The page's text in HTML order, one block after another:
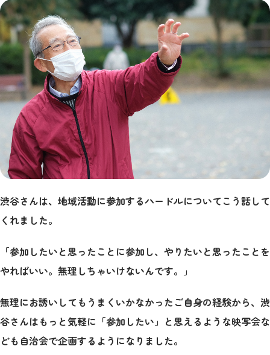
渋谷さんは、地域活動に参加するハードルについてこう話して
くれました。
「参加したいと思ったことに参加し、やりたいと思ったことを
やればいい。無理しちゃいけないんです。」
無理にお誘いしてもうまくいかなかったご自身の経験から、渋
谷さんはもっと気軽に「参加したい」と思えるような映写会な
ども自治会で企画するようになりました。